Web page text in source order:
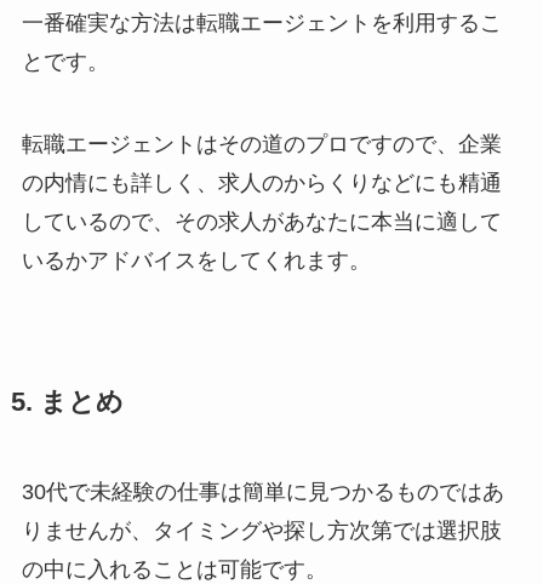
一番確実な方法は転職エージェントを利用するこ
とです。
転職エージェントはその道のプロですので、企業
の内情にも詳しく、求人のからくりなどにも精通
しているので、その求人があなたに本当に適して
いるかアドバイスをしてくれます。
5. まとめ
30代で未経験の仕事は簡単に見つかるものではあ
りませんが、タイミングや探し方次第では選択肢
の中に入れることは可能です。